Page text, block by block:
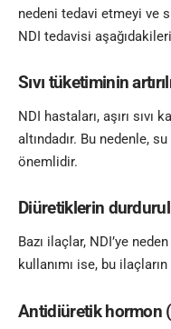
nedeni tedavi etmeyi ve
NDI tedavisi
Sıvı tüketiminin
NDI hastaları, aşırı sıvı
altındadır. Bu nedenle,
önemlidir.
Diüretiklerin
Bazı ilaçlar, NDI’ye
kullanımı ise, bu
Antidiüretik hormon